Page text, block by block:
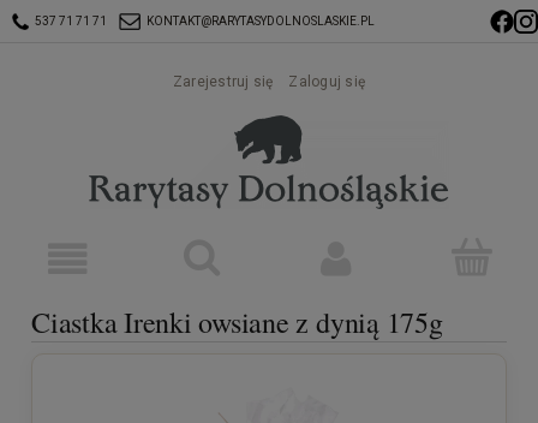
537 71 71 71 KONTAKT@RARYTASYDOLNOSLASKIE.PL
Zarejestruj się Zaloguj się
Ciastka Irenki owsiane z dynią 175g